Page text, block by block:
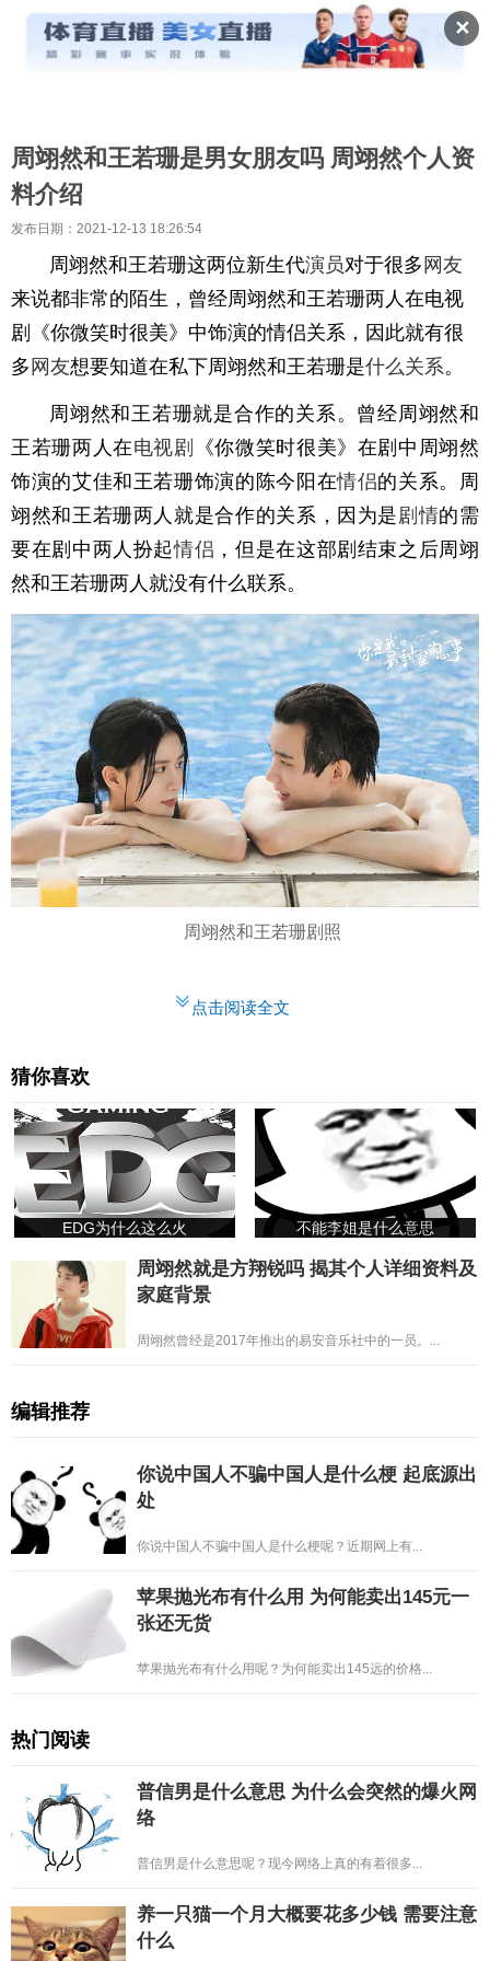
✕
周翊然和王若珊是男女朋友吗 周翊然个人资
料介绍
发布日期：2021-12-13 18:26:54
周翊然和王若珊这两位新生代演员对于很多 网友
来说都非常的陌生，曾经周翊然和王若珊两人在电视
剧《你微笑时很美》中饰演的情侣关系，因此就有很
多 网友想要知道在私下周翊然和王若珊是什么关系。
周翊然和王若珊就是合作的关系。曾经周翊然和
王若珊两人在电视剧
《你微笑时很美》在剧中周翊然
饰演的艾佳和王若珊饰演的陈今阳在情侣的关系。周
翊然和王若珊两人就是合作的关系，因为是 剧情的需
要在剧中两人扮起情侣 ，但是在这部剧结束之后周翊
然和王若珊两人就没有什么联系。
周翊然和王若珊剧照
点击阅读全文
猜你喜欢
EDG为什么这么火 不能李姐是什么意思
周翊然就是方翔锐吗 揭其个人详细资料及
家庭背景
周翊然曾经是2017年推出的易安音乐社中的一员。...
编辑推荐
你说中国人不骗中国人是什么梗 起底源出
处
你说中国人不骗中国人是什么梗呢？近期网上有...
苹果抛光布有什么用 为何能卖出145元一
张还无货
苹果抛光布有什么用呢？为何能卖出145远的价格...
热门阅读
普信男是什么意思 为什么会突然的爆火网
络
普信男是什么意思呢？现今网络上真的有着很多...
养一只猫一个月大概要花多少钱 需要注意
什么